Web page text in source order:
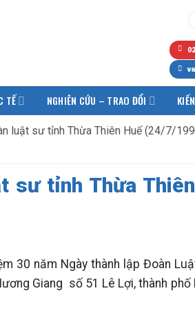
TẾ NGHIÊN CỨU – TRAO ĐỔI
luật sư tỉnh Thừa Thiên Huế (24/7/
sư tỉnh Thừa
30 năm Ngày thành lập Đoàn
Giang số 51 Lê Lợi, thành phố